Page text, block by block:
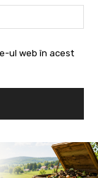
ul web în acest